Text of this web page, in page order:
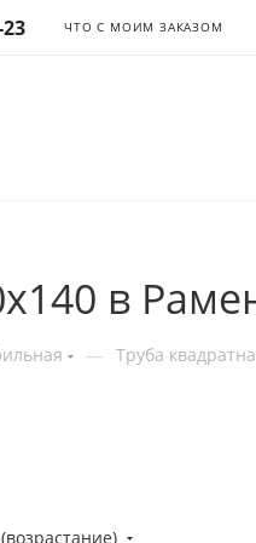
ЧТО С МОИМ ЗАКАЗОМ
в
— Труба